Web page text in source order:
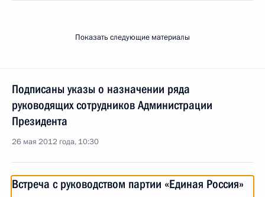
Показать следующие материалы
Подписаны указы о назначении ряда
руководящих сотрудников Администрации
Президента
26 мая 2012 года, 10:30
Встреча с руководством партии «Единая Россия»